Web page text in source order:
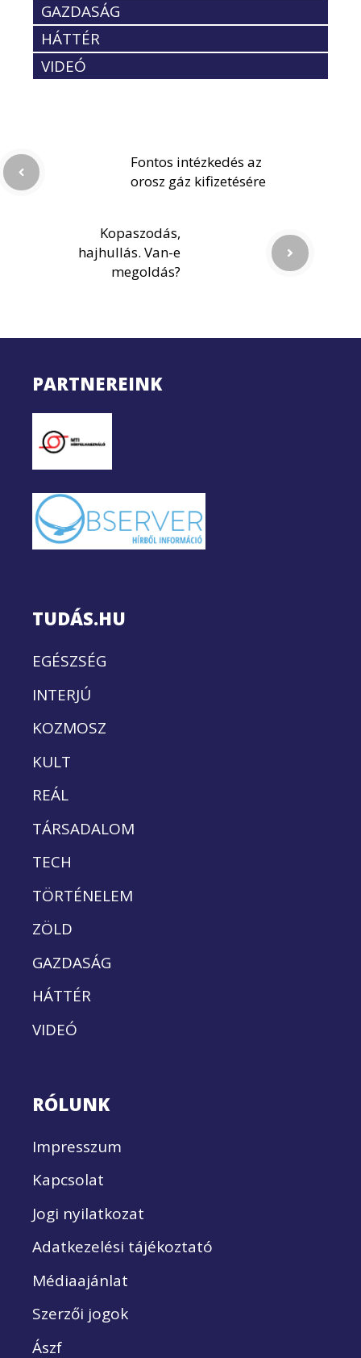
GAZDASÁG
HÁTTÉR
VIDEÓ
Fontos intézkedés az
orosz gáz kifizetésére
Kopaszodás,
hajhullás. Van-e
megoldás?
PARTNEREINK
TUDÁS.HU
EGÉSZSÉG
INTERJÚ
KOZMOSZ
KULT
REÁL
TÁRSADALOM
TECH
TÖRTÉNELEM
ZÖLD
GAZDASÁG
HÁTTÉR
VIDEÓ
RÓLUNK
Impresszum
Kapcsolat
Jogi nyilatkozat
Adatkezelési tájékoztató
Médiaajánlat
Szerzői jogok
Ászf